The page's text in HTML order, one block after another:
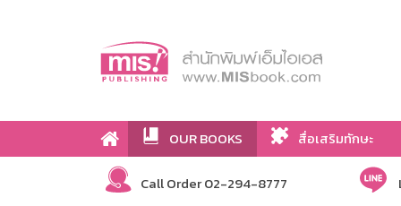
OUR BOOKS สื่อเสริมทักษะ
Call Order 02-294-8777